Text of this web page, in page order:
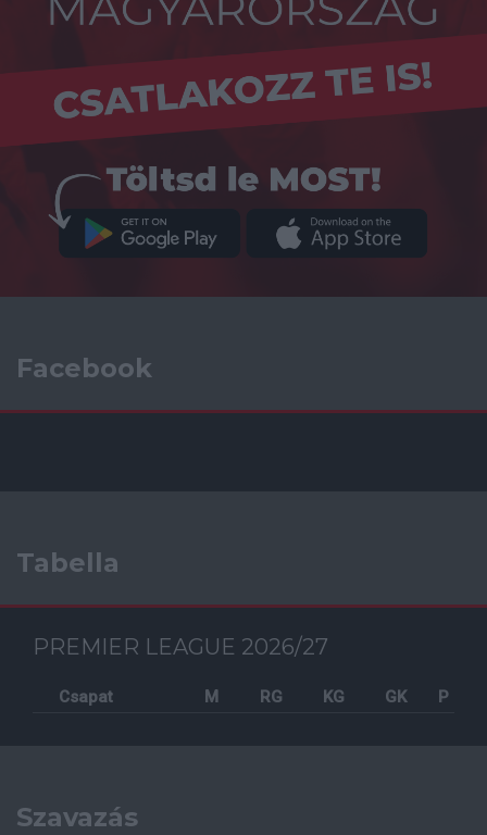
Facebook
Tabella
PREMIER LEAGUE 2026/27
Csapat M RG KG GK P
Szavazás